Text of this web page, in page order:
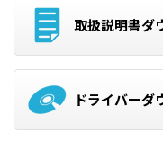
取扱説明書ダ
ドライバーダ